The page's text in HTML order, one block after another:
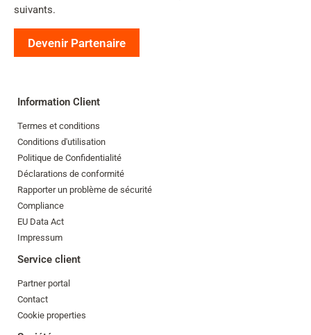
suivants.
Devenir Partenaire
Information Client
Termes et conditions
Conditions d'utilisation
Politique de Confidentialité
Déclarations de conformité
Rapporter un problème de sécurité
Compliance
EU Data Act
Impressum
Service client
Partner portal
Contact
Cookie properties